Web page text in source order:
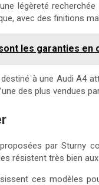
légèreté
avec des finitions
les garanties en
à une Audi A4
des plus vendues
proposées par Sturny
résistent très bien
ces modèles